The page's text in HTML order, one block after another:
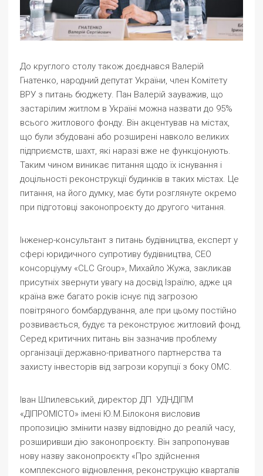
До круглого столу також доєднався Валерій
Гнатенко, народний депутат України, член Комітету
ВРУ з питань бюджету. Пан Валерій зауважив, що
застарілим житлом в Україні можна назвати до 95%
всього житлового фонду. Він акцентував на містах,
що були збудовані або розширені навколо великих
підприємств, шахт, які наразі вже не функціонують.
Таким чином виникає питання щодо їх існування і
доцільності реконструкції будинків в таких містах. Це
питання, на його думку, має бути розглянуте окремо
при підготовці законопроєкту до другого читання.
Інженер-консультант з питань будівництва, експерт у
сфері юридичного супротиву будівництва, СЕО
консорціуму «CLC Group», Михайло Жужа, закликав
присутніх звернути увагу на досвід Ізраїлю, адже ця
країна вже багато років існує під загрозою
повітряного бомбардування, але при цьому постійно
розвивається, будує та реконструює житловий фонд.
Серед критичних питань він зазначив проблему
організації державно-приватного партнерства та
захисту інвесторів від загрози корупції з боку ОМС.
Іван Шпилевський, директор ДП УДНДІПМ
«ДІПРОМІСТО» імені Ю.М.Білоконя висловив
пропозицію змінити назву відповідно до реалій часу,
розширивши дію законопроєкту. Він запропонував
нову назву законопроєкту «Про здійснення
комплексного відновлення, реконструкцію кварталів